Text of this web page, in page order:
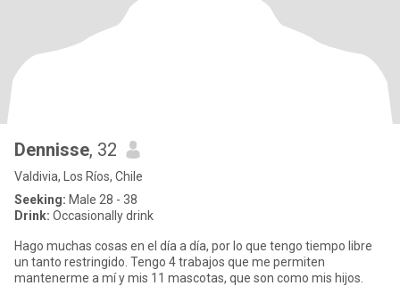
Dennisse, 32
Valdivia, Los Ríos, Chile
Seeking: Male 28 - 38
Drink: Occasionally drink
Hago muchas cosas en el día a día, por lo que tengo tiempo libre
un tanto restringido. Tengo 4 trabajos que me permiten
mantenerme a mí y mis 11 mascotas, que son como mis hijos.